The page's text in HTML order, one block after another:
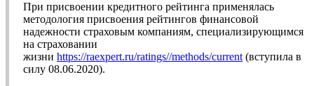
При присвоении кредитного рейтинга применялась
методология присвоения рейтингов финансовой
надежности страховым компаниям, специализирующимся
на страховании
жизни https://raexpert.ru/ratings//methods/current (вступила в
силу 08.06.2020).